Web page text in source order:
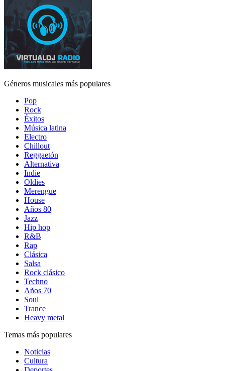
Géneros musicales más populares
Pop
Rock
Éxitos
Música latina
Electro
Chillout
Reggaetón
Alternativa
Indie
Oldies
Merengue
House
Años 80
Jazz
Hip hop
R&B
Rap
Clásica
Salsa
Rock clásico
Techno
Años 70
Soul
Trance
Heavy metal
Temas más populares
Noticias
Cultura